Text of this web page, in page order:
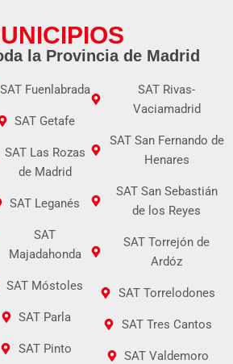
la Provincia de Madrid
SAT Fuenlabrada
SAT Getafe
SAT Las Rozas
de Madrid
SAT Leganés
SAT
Majadahonda
SAT Móstoles
SAT Parla
SAT Pinto
SAT Rivas-
Vaciamadrid
SAT San Fernando de
Henares
SAT San Sebastián
de los Reyes
SAT Torrejón de
Ardóz
SAT Torrelodones
SAT Tres Cantos
SAT Valdemoro